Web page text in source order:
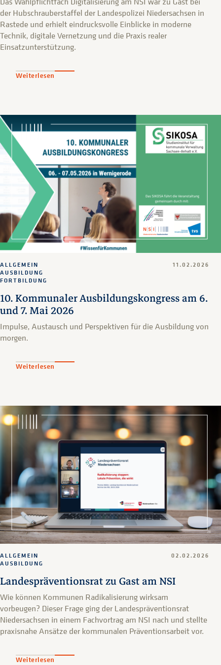
der Hubschrauberstaffel der Landespolizei Niedersachsen in
Rastede und erhielt eindrucksvolle Einblicke in moderne
Technik, digitale Vernetzung und die Praxis realer
Einsatzunterstützung.
Weiterlesen
10. Kommunaler Ausbildungskongress am 6.
und 7. Mai 2026
ALLGEMEIN
AUSBILDUNG
FORTBILDUNG
11.02.2026
Impulse, Austausch und Perspektiven für die Ausbildung von
morgen.
Weiterlesen
Landespräventionsrat zu Gast am NSI
ALLGEMEIN
AUSBILDUNG
02.02.2026
Wie können Kommunen Radikalisierung wirksam
vorbeugen? Dieser Frage ging der Landespräventionsrat
Niedersachsen in einem Fachvortrag am NSI nach und stellte
praxisnahe Ansätze der kommunalen Präventionsarbeit vor.
Weiterlesen